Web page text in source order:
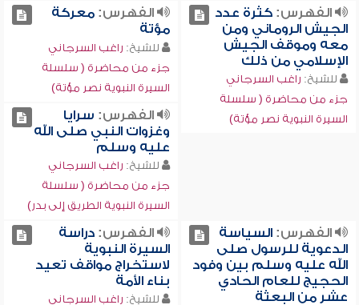
الفهرس:كثرة عدد
الجيش الروماني ومن
معه وموقف الجيش
الإسلامي من ذلك
للشيخ: راغب السرجاني
جزء من محاضرة ( سلسلة
السيرة النبوية نصر مؤتة)
الفهرس:معركة
مؤتة
للشيخ: راغب السرجاني
جزء من محاضرة ( سلسلة
السيرة النبوية نصر مؤتة)
الفهرس: سرايا
وغزوات النبي صلى الله
عليه وسلم
للشيخ: راغب السرجاني
جزء من محاضرة ( سلسلة
السيرة النبوية الطريق إلى بدر)
الفهرس:السياسة
الدعوية للرسول صلى
الله عليه وسلم بين وفود
الحجيج للعام الحادي
عشر من البعثة
الفهرس:دراسة
السيرة النبوية
لاستخراج مواقف تعيد
بناء الأمة
للشيخ: راغب السرجاني